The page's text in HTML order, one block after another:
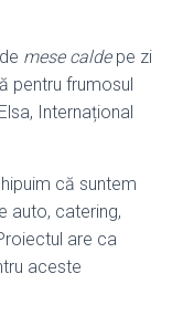
mese caldepe zi
pentru frumosul
Internațional
că suntem
auto, catering,
are ca
aceste